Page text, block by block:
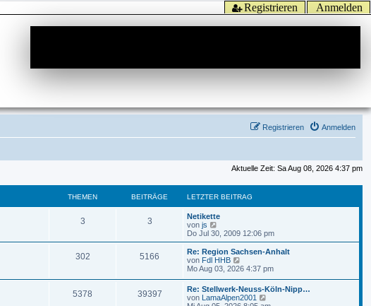
Anmelden
Registrieren
Anmelden
Registrieren
Aktuelle Zeit: Sa Aug 08, 2026 4:37 pm
THEMEN BEITRÄGE LETZTER BEITRAG
3 3
Netikette
von js
e
u
e
s
t
B
e
Do Jul 30, 2009 12:06 pm
302 5166
Re: Region Sachsen-Anhalt
von Fdl HHB
e
e
s
t
Mo Aug 03, 2026 4:37 pm
5378 39397
Re: Stellwerk-Neuss-Köln-Nipp…
von LamaAlpen2001